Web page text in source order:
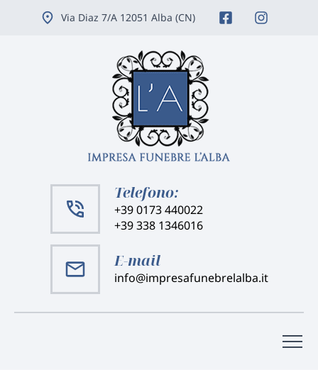
Via Diaz 7/A 12051 Alba (CN)
Telefono:
+39 0173 440022
+39 338 1346016
E-mail
info@impresafunebrelalba.it